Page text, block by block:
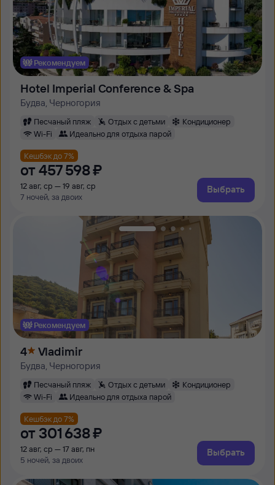
Рекомендуем
Hotel Imperial Conference & Spa
Будва, Черногория
Песчаный пляж Отдых с детьми
Кондиционер
Wi-Fi
Идеально для отдыха парой
Кешбэк до 7%
от 457 ⁠598 ⁠₽
12 авг, ср — 19 авг, ср
7 ночей, за двоих
Выбрать
Рекомендуем
4 Vladimir
Будва, Черногория
Песчаный пляж Отдых с детьми
Кондиционер
Wi-Fi
Идеально для отдыха парой
Кешбэк до 7%
от 301 ⁠638 ⁠₽
12 авг, ср — 17 авг, пн
5 ночей, за двоих
Выбрать